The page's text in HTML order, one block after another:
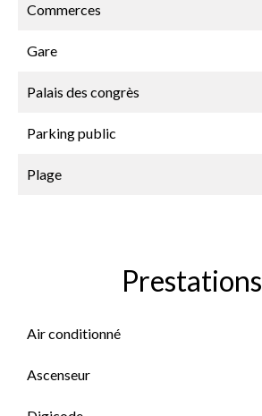
Commerces
Gare
Palais des congrès
Parking public
Plage
Prestations
Air conditionné
Ascenseur